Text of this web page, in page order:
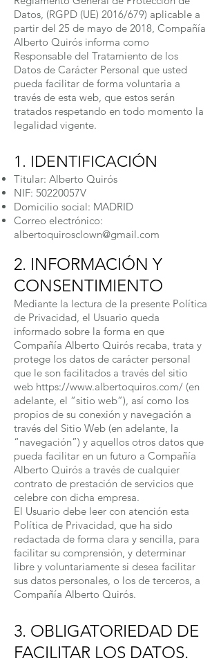
Datos, (RGPD (UE) 2016/679) aplicable a
partir del 25 de mayo de 2018, Compañía
Alberto Quirós informa como
Responsable del Tratamiento de los
Datos de Carácter Personal que usted
pueda facilitar de forma voluntaria a
través de esta web, que estos serán
tratados respetando en todo momento la
legalidad vigente.
1. IDENTIFICACIÓN
Titular: Alberto Quirós
NIF: 50220057V
Domicilio social: MADRID
Correo electrónico:
albertoquirosclown@gmail.com
2. INFORMACIÓN Y
CONSENTIMIENTO
Mediante la lectura de la presente Política
de Privacidad, el Usuario queda
informado sobre la forma en que
Compañía Alberto Quirós recaba, trata y
protege los datos de carácter personal
que le son facilitados a través del sitio
web https://www.albertoquiros.com/ (en
adelante, el “sitio web”), así como los
propios de su conexión y navegación a
través del Sitio Web (en adelante, la
“navegación”) y aquellos otros datos que
pueda facilitar en un futuro a Compañía
Alberto Quirós a través de cualquier
contrato de prestación de servicios que
celebre con dicha empresa.
El Usuario debe leer con atención esta
Política de Privacidad, que ha sido
redactada de forma clara y sencilla, para
facilitar su comprensión, y determinar
libre y voluntariamente si desea facilitar
sus datos personales, o los de terceros, a
Compañía Alberto Quirós.
3. OBLIGATORIEDAD DE
FACILITAR LOS DATOS.